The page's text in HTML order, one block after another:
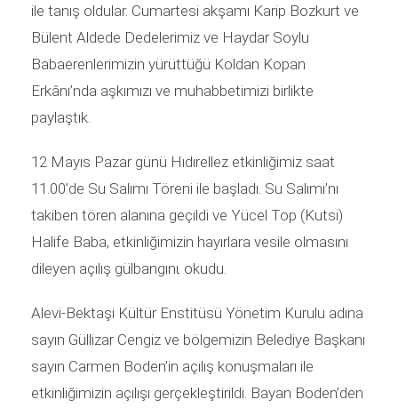
ile tanış oldular. Cumartesi akşamı Karip Bozkurt ve
Bülent Aldede Dedelerimiz ve Haydar Soylu
Babaerenlerimizin yürüttüğü Koldan Kopan
Erkânı’nda aşkımızı ve muhabbetimizi birlikte
paylaştık.
12 Mayıs Pazar günü Hıdırellez etkinliğimiz saat
11.00’de Su Salımı Töreni ile başladı. Su Salımı’nı
takiben tören alanına geçildi ve Yücel Top (Kutsi)
Halife Baba, etkinliğimizin hayırlara vesile olmasını
dileyen açılış gülbangınι okudu.
Alevi-Bektaşi Kültür Enstitüsü Yönetim Kurulu adına
sayın Güllizar Cengiz ve bölgemizin Belediye Başkanı
sayın Carmen Boden’in açılış konuşmaları ile
etkinliğimizin açılışı gerçekleştirildi. Bayan Boden’den